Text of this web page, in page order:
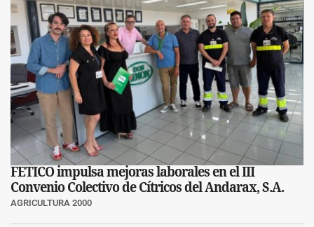
FETICO impulsa mejoras laborales en el III
Convenio Colectivo de Cítricos del Andarax, S.A.
AGRICULTURA 2000